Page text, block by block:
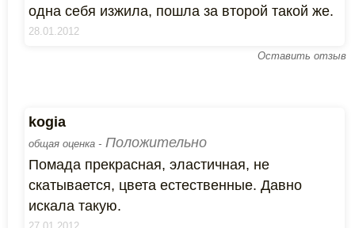
одна себя изжила, пошла за второй такой же.
28.01.2012
Оставить отзыв
kogia
общая оценка - Положительно
Помада прекрасная, эластичная, не
скатывается, цвета естественные. Давно
искала такую.